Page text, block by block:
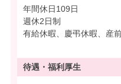
年間休日109日
週休2日制
有給休暇、慶弔休暇、産
待遇・ 福利厚生